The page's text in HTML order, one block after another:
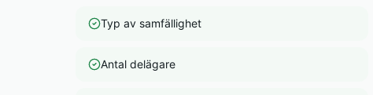
Typ av samfällighet
Antal delägare